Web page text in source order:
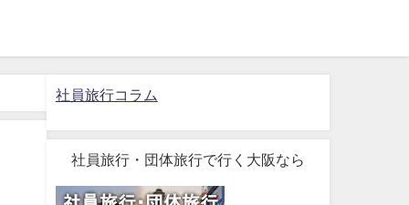
社員旅行コラム
社員旅行・団体旅行で行く大阪なら